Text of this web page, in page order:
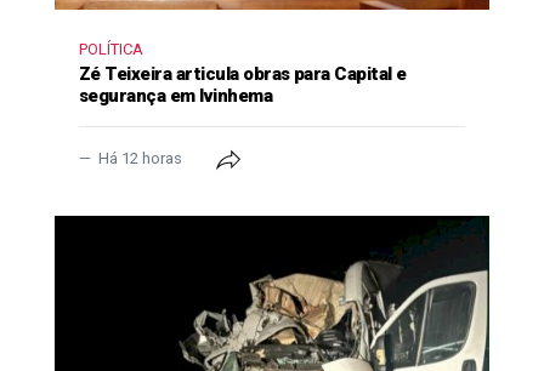
POLÍTICA
Zé Teixeira articula obras para Capital e
segurança em Ivinhema
Há 12 horas